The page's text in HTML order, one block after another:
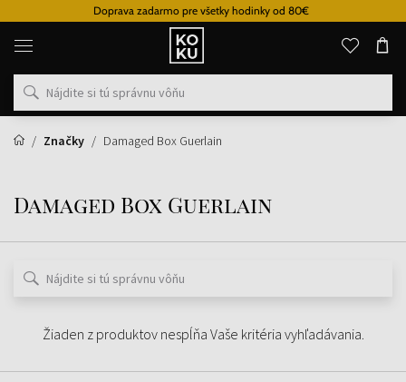
Doprava zadarmo pre všetky hodinky od 80€
Originálne
parfémy
hodinky
na
mieste
Značky
Damaged Box Guerlain
Damaged Box Guerlain
Žiaden z produktov nespĺňa Vaše kritéria vyhľadávania.